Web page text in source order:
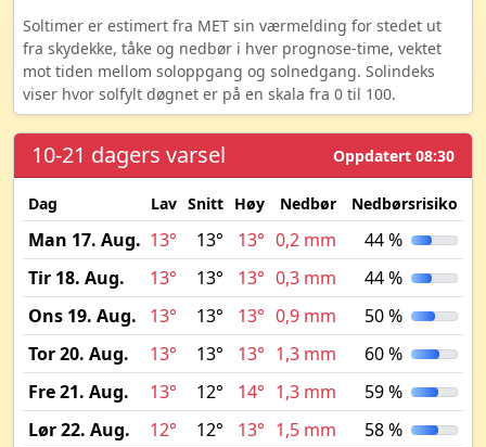
Soltimer er estimert fra MET sin værmelding for stedet ut
fra skydekke, tåke og nedbør i hver prognose-time, vektet
mot tiden mellom soloppgang og solnedgang. Solindeks
viser hvor solfylt døgnet er på en skala fra 0 til 100.
10-21 dagers varsel Oppdatert 08:30
Dag Lav Snitt Høy Nedbør Nedbørsrisiko
Man 17. Aug. 13° 13° 13° 0,2 mm
44 %
Tir 18. Aug.
13° 13° 13° 0,3 mm
44 %
Ons 19. Aug.
13° 13° 13° 0,9 mm
50 %
Tor 20. Aug.
13° 13° 13° 1,3 mm
60 %
Fre 21. Aug.
13° 12° 14° 1,3 mm
59 %
Lør 22. Aug.
12° 12° 13° 1,5 mm
58 %